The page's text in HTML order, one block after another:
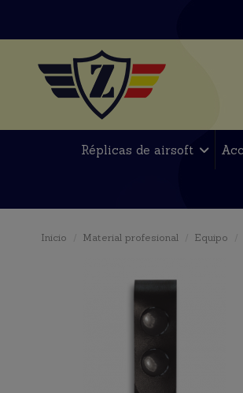
Réplicas de airsoft
Inicio Material profesional Equipo